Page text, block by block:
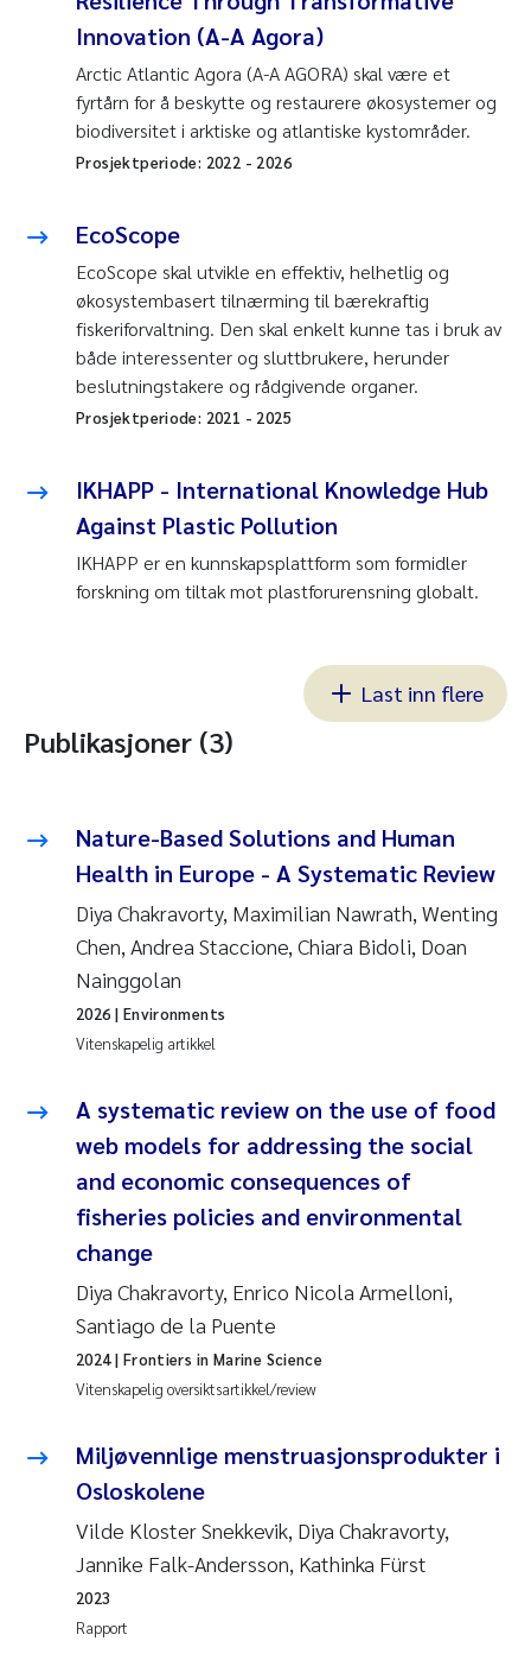
Innovation (A-A Agora)
Arctic Atlantic Agora (A-A AGORA) skal være et
fyrtårn for å beskytte og restaurere økosystemer og
biodiversitet i arktiske og atlantiske kystområder.
Prosjektperiode: 2022 - 2026
EcoScope
EcoScope skal utvikle en effektiv, helhetlig og
økosystembasert tilnærming til bærekraftig
fiskeriforvaltning. Den skal enkelt kunne tas i bruk av
både interessenter og sluttbrukere, herunder
beslutningstakere og rådgivende organer.
Prosjektperiode: 2021 - 2025
IKHAPP - International Knowledge Hub
Against Plastic Pollution
IKHAPP er en kunnskapsplattform som formidler
forskning om tiltak mot plastforurensning globalt.
Last inn flere
Publikasjoner (3)
Nature-Based Solutions and Human
Health in Europe - A Systematic Review
Diya Chakravorty, Maximilian Nawrath, Wenting
Chen, Andrea Staccione, Chiara Bidoli, Doan
Nainggolan
Vitenskapelig artikkel
2026 | Environments
A systematic review on the use of food
web models for addressing the social
and economic consequences of
fisheries policies and environmental
change
Diya Chakravorty, Enrico Nicola Armelloni,
Santiago de la Puente
Vitenskapelig oversiktsartikkel/review
2024| Frontiers in Marine Science
Miljøvennlige menstruasjonsprodukter i
Osloskolene
Vilde Kloster Snekkevik, Diya Chakravorty,
Jannike Falk-Andersson, Kathinka Fürst
Rapport
2023